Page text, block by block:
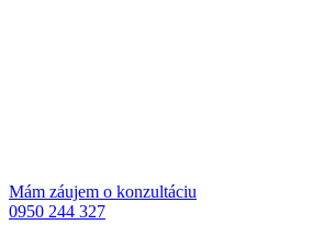
Mám záujem o konzultáciu
0950 244 327